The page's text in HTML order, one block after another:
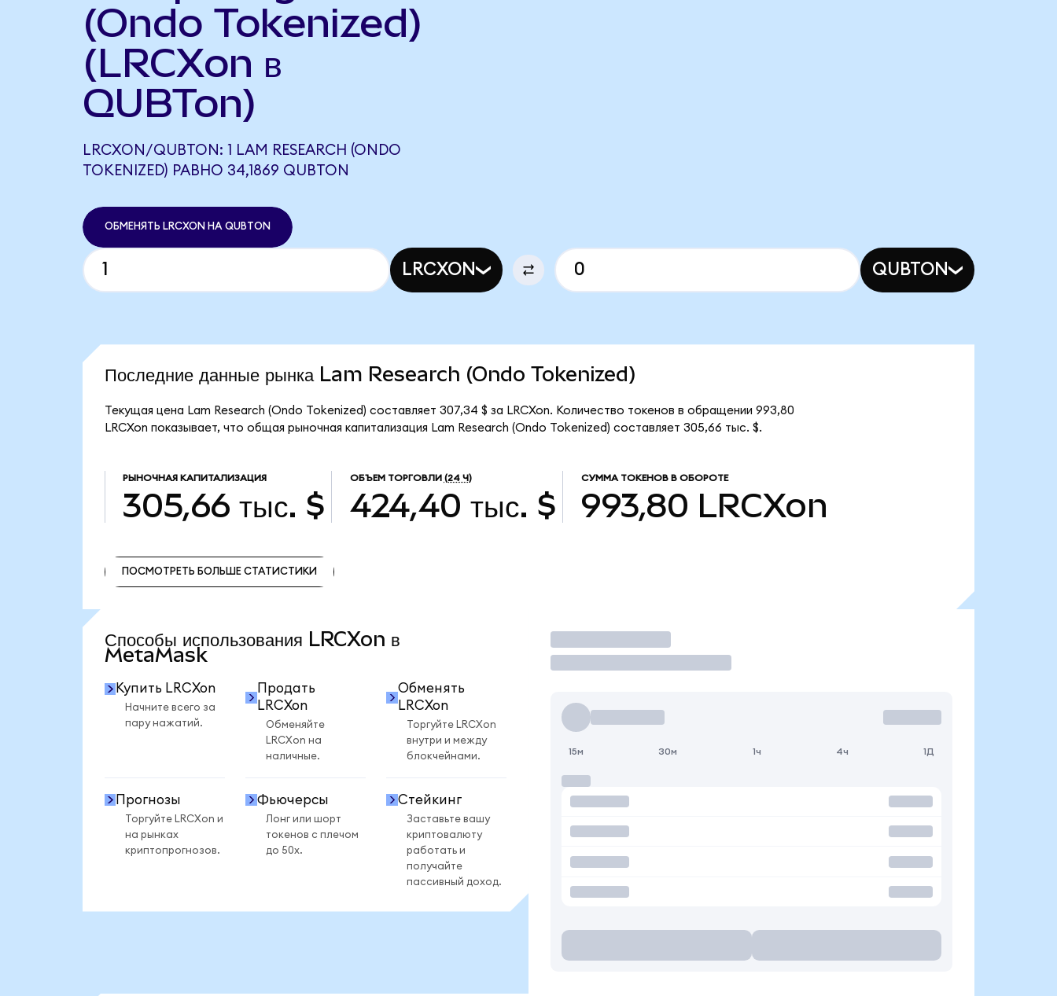
(Ondo Tokenized)
(LRCXon в
QUBTon)
LRCXON/QUBTON: 1 LAM RESEARCH (ONDO
TOKENIZED) РАВНО 34,1869 QUBTON
ОБМЕНЯТЬ LRCXON НА QUBTON
LRCXON QUBTON
Последние данные рынка Lam Research (Ondo Tokenized)
Текущая цена Lam Research (Ondo Tokenized) составляет 307,34 $ за LRCXon. Количество токенов в обращении 993,80
LRCXon показывает, что общая рыночная капитализация Lam Research (Ondo Tokenized) составляет 305,66 тыс. $.
РЫНОЧНАЯ КАПИТАЛИЗАЦИЯ
305,66 тыс. $
ОБЪЕМ ТОРГОВЛИ (24 Ч)
424,40 тыс. $
СУММА ТОКЕНОВ В ОБОРОТЕ
993,80 LRCXon
ПОСМОТРЕТЬ БОЛЬШЕ СТАТИСТИКИ
Способы использования LRCXon в
MetaMask
Купить LRCXon
Начните всего за
пару нажатий.
Продать
LRCXon
Обменяйте
LRCXon на
наличные.
Обменять
LRCXon
Торгуйте LRCXon
внутри и между
блокчейнами.
Прогнозы
Торгуйте LRCXon и
на рынках
криптопрогнозов.
Фьючерсы
Лонг или шорт
токенов с плечом
до 50x.
Стейкинг
Заставьте вашу
криптовалюту
работать и
получайте
пассивный доход.
Торговать
15м 30м 1ч 4ч 1Д